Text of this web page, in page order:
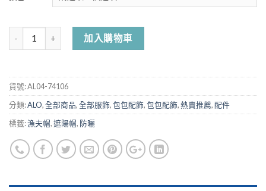
加入購物車
貨號:AL04-74106
分類:ALO,全部商品,全部服飾,包包配飾,包包配飾,熱賣推薦,配件
標籤:漁夫帽,遮陽帽, 防曬